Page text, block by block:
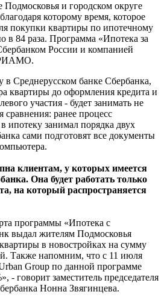
и городском округе
которому время, которое
покупки квартиры по ипотечному
в 84 раза. Программа «Ипотека за
России и компанией
РИАМО.
в Среднерусском банке Сбербанка,
квартиры до оформления кредита и
участия - будет занимать не
сравнения: ранее процесс
ипотеку занимал порядка двух
сами подготовят все документы
клиентам, у которых имеется
Она будет работать только
на который распространяется
программы «Ипотека с
выдал жителям Подмосковья
в новостройках на сумму
Также напомним, что с 11 июля
Group по данной программе
- говорит заместитель председателя
Нонна Звягинцева.